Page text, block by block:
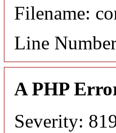
Filename:
Line
A PHP
Severity: